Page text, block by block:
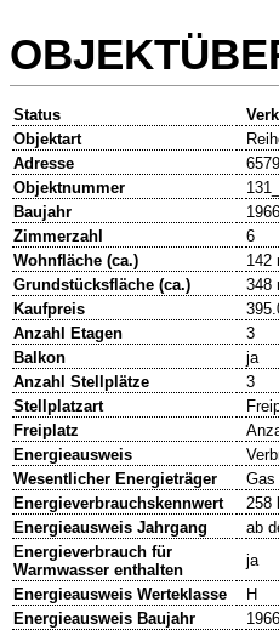
Status
Objektart
Adresse
Objektnummer
Baujahr
1966
Zimmerzahl
6
Wohnfläche (ca.)
142
Grundstücksfläche (ca.)
348
Kaufpreis
Anzahl Etagen
3
Balkon
ja
Anzahl Stellplätze
3
Stellplatzart
Freiplatz
Energieausweis
Wesentlicher Energieträger
Gas
Energieverbrauchskennwert
258
Energieausweis Jahrgang
ab
Energieverbrauch für
Warmwasser enthalten
ja
Energieausweis Werteklasse
H
Energieausweis Baujahr
1966